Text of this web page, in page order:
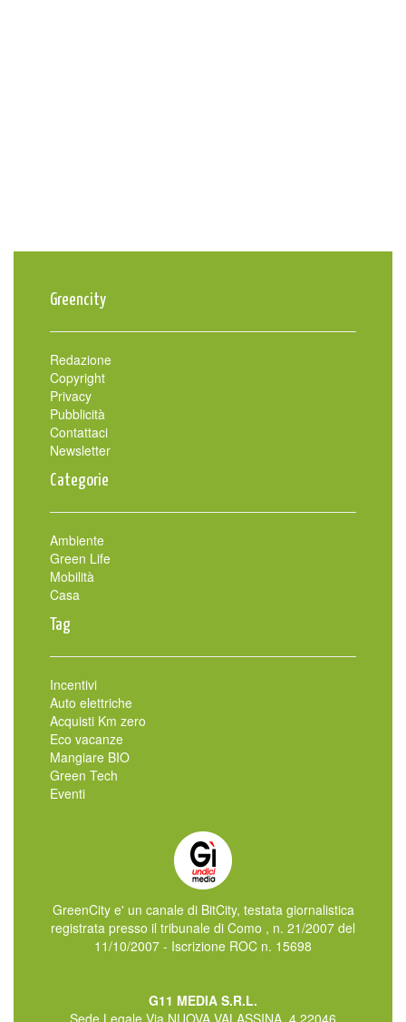
Greencity
Redazione
Copyright
Privacy
Pubblicità
Contattaci
Newsletter
Categorie
Ambiente
Green Life
Mobilità
Casa
Tag
Incentivi
Auto elettriche
Acquisti Km zero
Eco vacanze
Mangiare BIO
Green Tech
Eventi
GreenCity e' un canale di BitCity, testata giornalistica
registrata presso il tribunale di Como , n. 21/2007 del
11/10/2007 - Iscrizione ROC n. 15698
G11 MEDIA S.R.L.